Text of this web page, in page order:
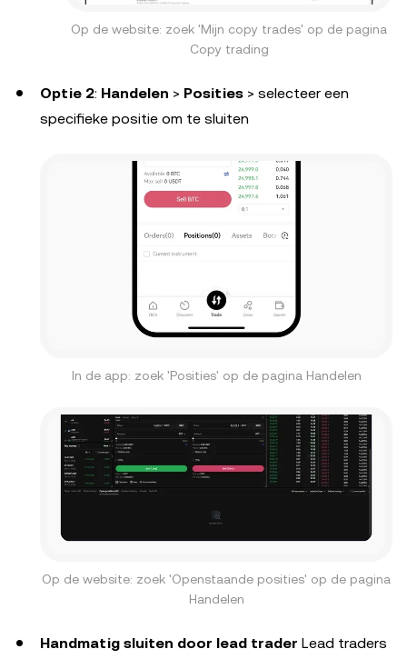
Op de website: zoek 'Mijn copy trades' op de pagina
Copy trading
Optie 2: Handelen > Posities > selecteer een
specifieke positie om te sluiten
In de app: zoek 'Posities' op de pagina Handelen
Op de website: zoek 'Openstaande posities' op de pagina
Handelen
Handmatig sluiten door lead trader Lead traders